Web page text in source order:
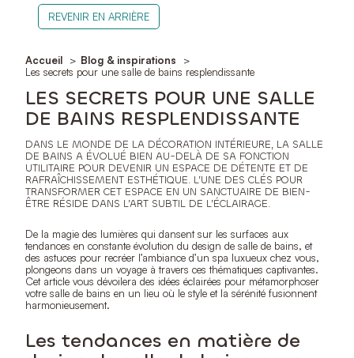
REVENIR EN ARRIÈRE
Accueil
Blog & inspirations
Les secrets pour une salle de bains resplendissante
LES SECRETS POUR UNE SALLE
DE BAINS RESPLENDISSANTE
DANS LE MONDE DE LA DÉCORATION INTÉRIEURE, LA SALLE
DE BAINS A ÉVOLUÉ BIEN AU-DELÀ DE SA FONCTION
UTILITAIRE POUR DEVENIR UN ESPACE DE DÉTENTE ET DE
RAFRAÎCHISSEMENT ESTHÉTIQUE. L’UNE DES CLÉS POUR
TRANSFORMER CET ESPACE EN UN SANCTUAIRE DE BIEN-
ÊTRE RÉSIDE DANS L’ART SUBTIL DE L’ÉCLAIRAGE.
De la magie des lumières qui dansent sur les surfaces aux
tendances en constante évolution du design de salle de bains, et
des astuces pour recréer l’ambiance d’un spa luxueux chez vous,
plongeons dans un voyage à travers ces thématiques captivantes.
Cet article vous dévoilera des idées éclairées pour métamorphoser
votre salle de bains en un lieu où le style et la sérénité fusionnent
harmonieusement.
Les tendances en matière de